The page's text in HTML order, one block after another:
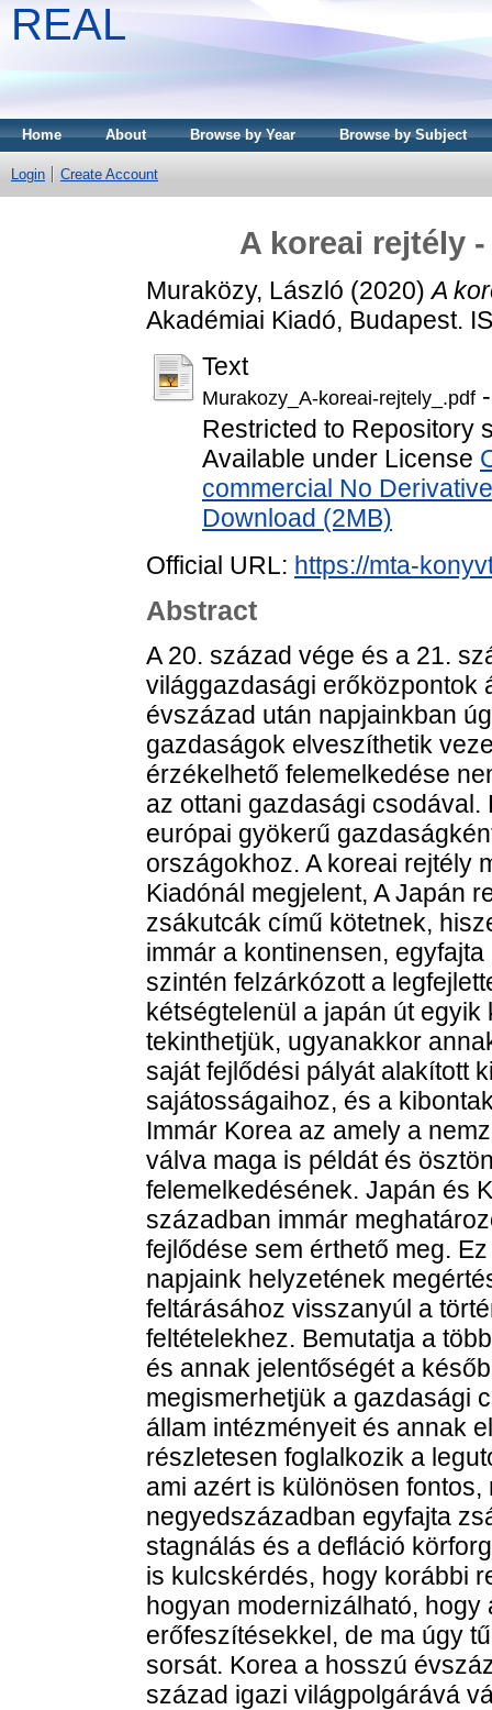
REAL
Home About Browse by Year Browse by Subject
Login Create Account
A koreai rejtély
Muraközy, László (2020)A
Akadémiai Kiadó, Budapest.
Text
Murakozy_A-koreai-rejtely_.pdf
Restricted to Repository
Available under License
commercial No
Download (2MB)
Official URL: https://mta-
Abstract
A 20. század vége és a 21.
világgazdasági erőközpontok
évszázad után napjainkban
gazdaságok elveszíthetik
érzékelhető felemelkedése
az ottani gazdasági
európai gyökerű
országokhoz. A koreai rejtély
Kiadónál megjelent, A Japán
zsákutcák című kötetnek,
immár a kontinensen,
szintén felzárkózott a
kétségtelenül a japán út
tekinthetjük, ugyanakkor
saját fejlődési pályát alakított
sajátosságaihoz, és a
Immár Korea az amely a
válva maga is példát és
felemelkedésének. Japán és
században immár
fejlődése sem érthető meg.
napjaink helyzetének
feltárásához visszanyúl a
feltételekhez. Bemutatja a
és annak jelentőségét a
megismerhetjük a gazdasági
állam intézményeit és annak
részletesen foglalkozik a
ami azért is különösen
negyedszázadban egyfajta
stagnálás és a defláció
is kulcskérdés, hogy korábbi
hogyan modernizálható,
erőfeszítésekkel, de ma úgy
sorsát. Korea a hosszú
század igazi világpolgárává